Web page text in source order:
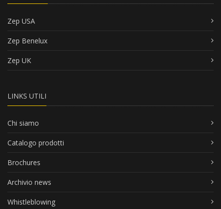
Zep USA
Zep Benelux
Zep UK
LINKS UTILI
Chi siamo
Catalogo prodotti
Brochures
Archivio news
Whistleblowing